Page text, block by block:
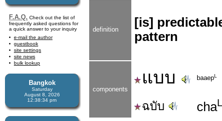
F.A.Q. Check out the list of
frequently asked questions for
a quick answer to your inquiry
e-mail the author
guestbook
site settings
site news
bulk lookup
Bangkok
Saturday
August 8, 2026
12:38:34 pm
definition
[is]
pattern
components
แบบ baaepL
ฉบับ chaL